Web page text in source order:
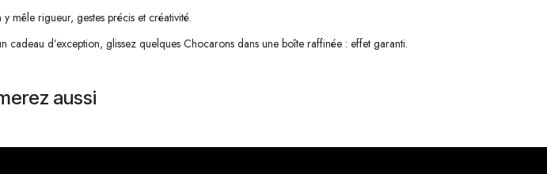
mêle rigueur, gestes précis et créativité.
d’exception, glissez quelques Chocarons dans une boîte raffinée : effet garanti.
aussi